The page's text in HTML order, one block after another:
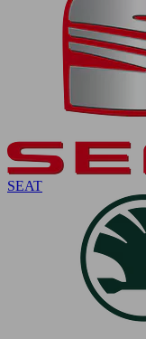
SEAT